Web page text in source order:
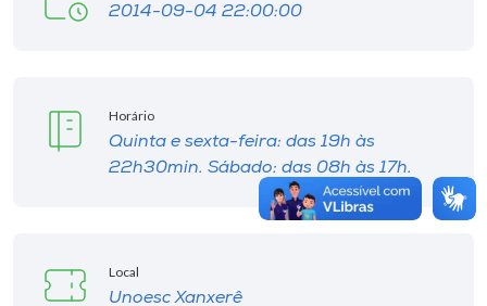
2014-09-04 22:00:00
Horário
Quinta e sexta-feira: das 19h às
22h30min. Sábado: das 08h às 17h.
Local
Unoesc Xanxerê